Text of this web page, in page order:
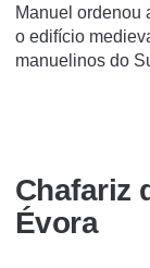
Manuel ordenou
o edifício
manuelinos do
Chafariz
Évora